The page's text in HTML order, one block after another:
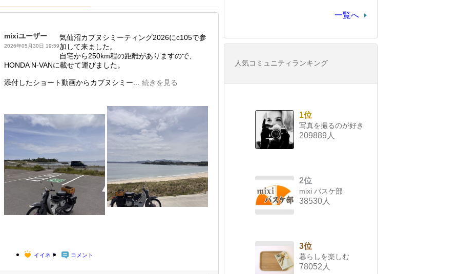
mixiユーザー
2026年05月30日 19:59
気仙沼カブヌシミーティング2026にc105で参
加して来ました。
自宅から250km程の距離がありますので、
HONDA N-VANに載せて運びました。
添付したショート動画からカブヌシミー... 続きを見る
イイネ！ コメント
一覧へ
人気コミュニティランキング
1位
写真を撮るのが好き
209889人
2位
mixi バスケ部
38530人
3位
暮らしを楽しむ
78052人